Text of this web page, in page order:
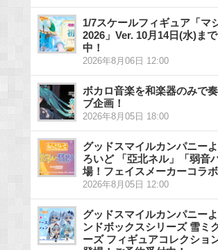
1/7スケールフィギュア「マ
2026」Ver. 10月14日(水)ま
中！
2026年8月06日 12:00
ボカロ音楽を和楽器のみで
ブ企画！
2026年8月05日 18:00
グッドスマイルカンパニー
ろいど 「亞北ネル」「弱音
場！フェイスメーカーコラボ
2026年8月05日 12:00
グッドスマイルカンパニー
ンドボックスシリーズ 雪ミ
ーズ フィギュアコレクショ